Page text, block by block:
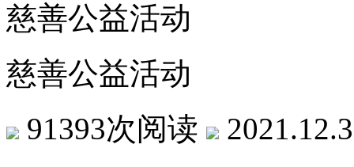
慈善公益活动
慈善公益活动
91393次阅读